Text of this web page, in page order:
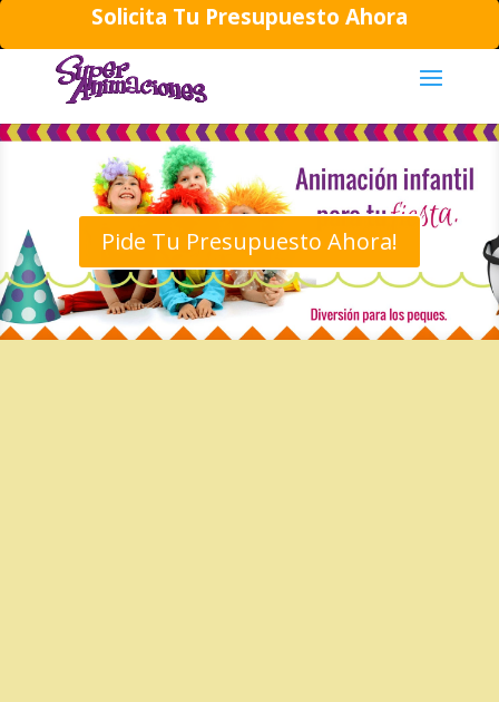
Solicita Tu Presupuesto Ahora
644194202 daniela@superanimaciones.com
Pide Tu Presupuesto Ahora!